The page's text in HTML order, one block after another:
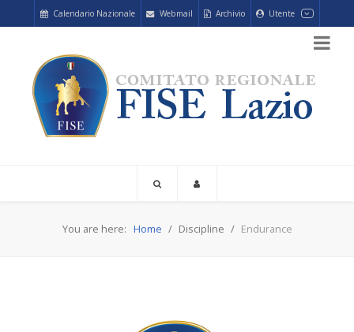
Calendario Nazionale Webmail Archivio Utente
You are here: Home Discipline Endurance